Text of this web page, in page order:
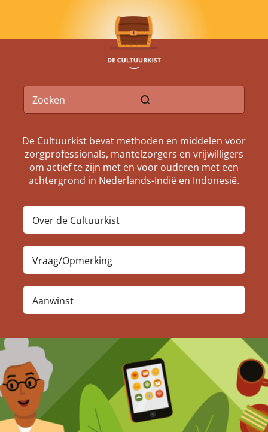
De Cultuurkist bevat methoden en middelen voor
zorgprofessionals, mantelzorgers en vrijwilligers
om actief te zijn met en voor ouderen met een
achtergrond in Nederlands-Indië en Indonesië.
Over de Cultuurkist
Vraag/Opmerking
Aanwinst